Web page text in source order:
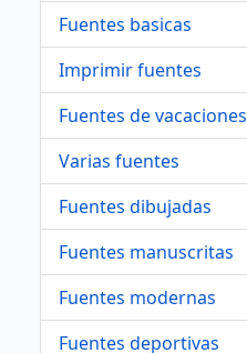
Fuentes basicas
Imprimir fuentes
Fuentes de vacaciones
Varias fuentes
Fuentes dibujadas
Fuentes manuscritas
Fuentes modernas
Fuentes deportivas